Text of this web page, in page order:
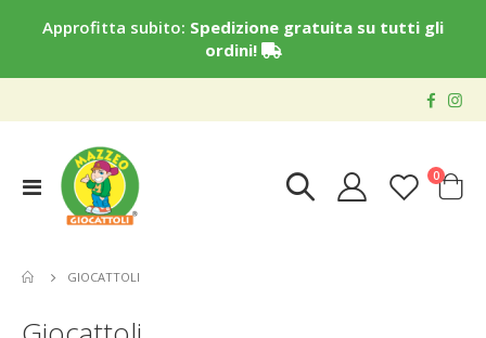
Approfitta subito: Spedizione gratuita su tutti gli
ordini!
Toggle
Nav
Cart
0elementi
GIOCATTOLI